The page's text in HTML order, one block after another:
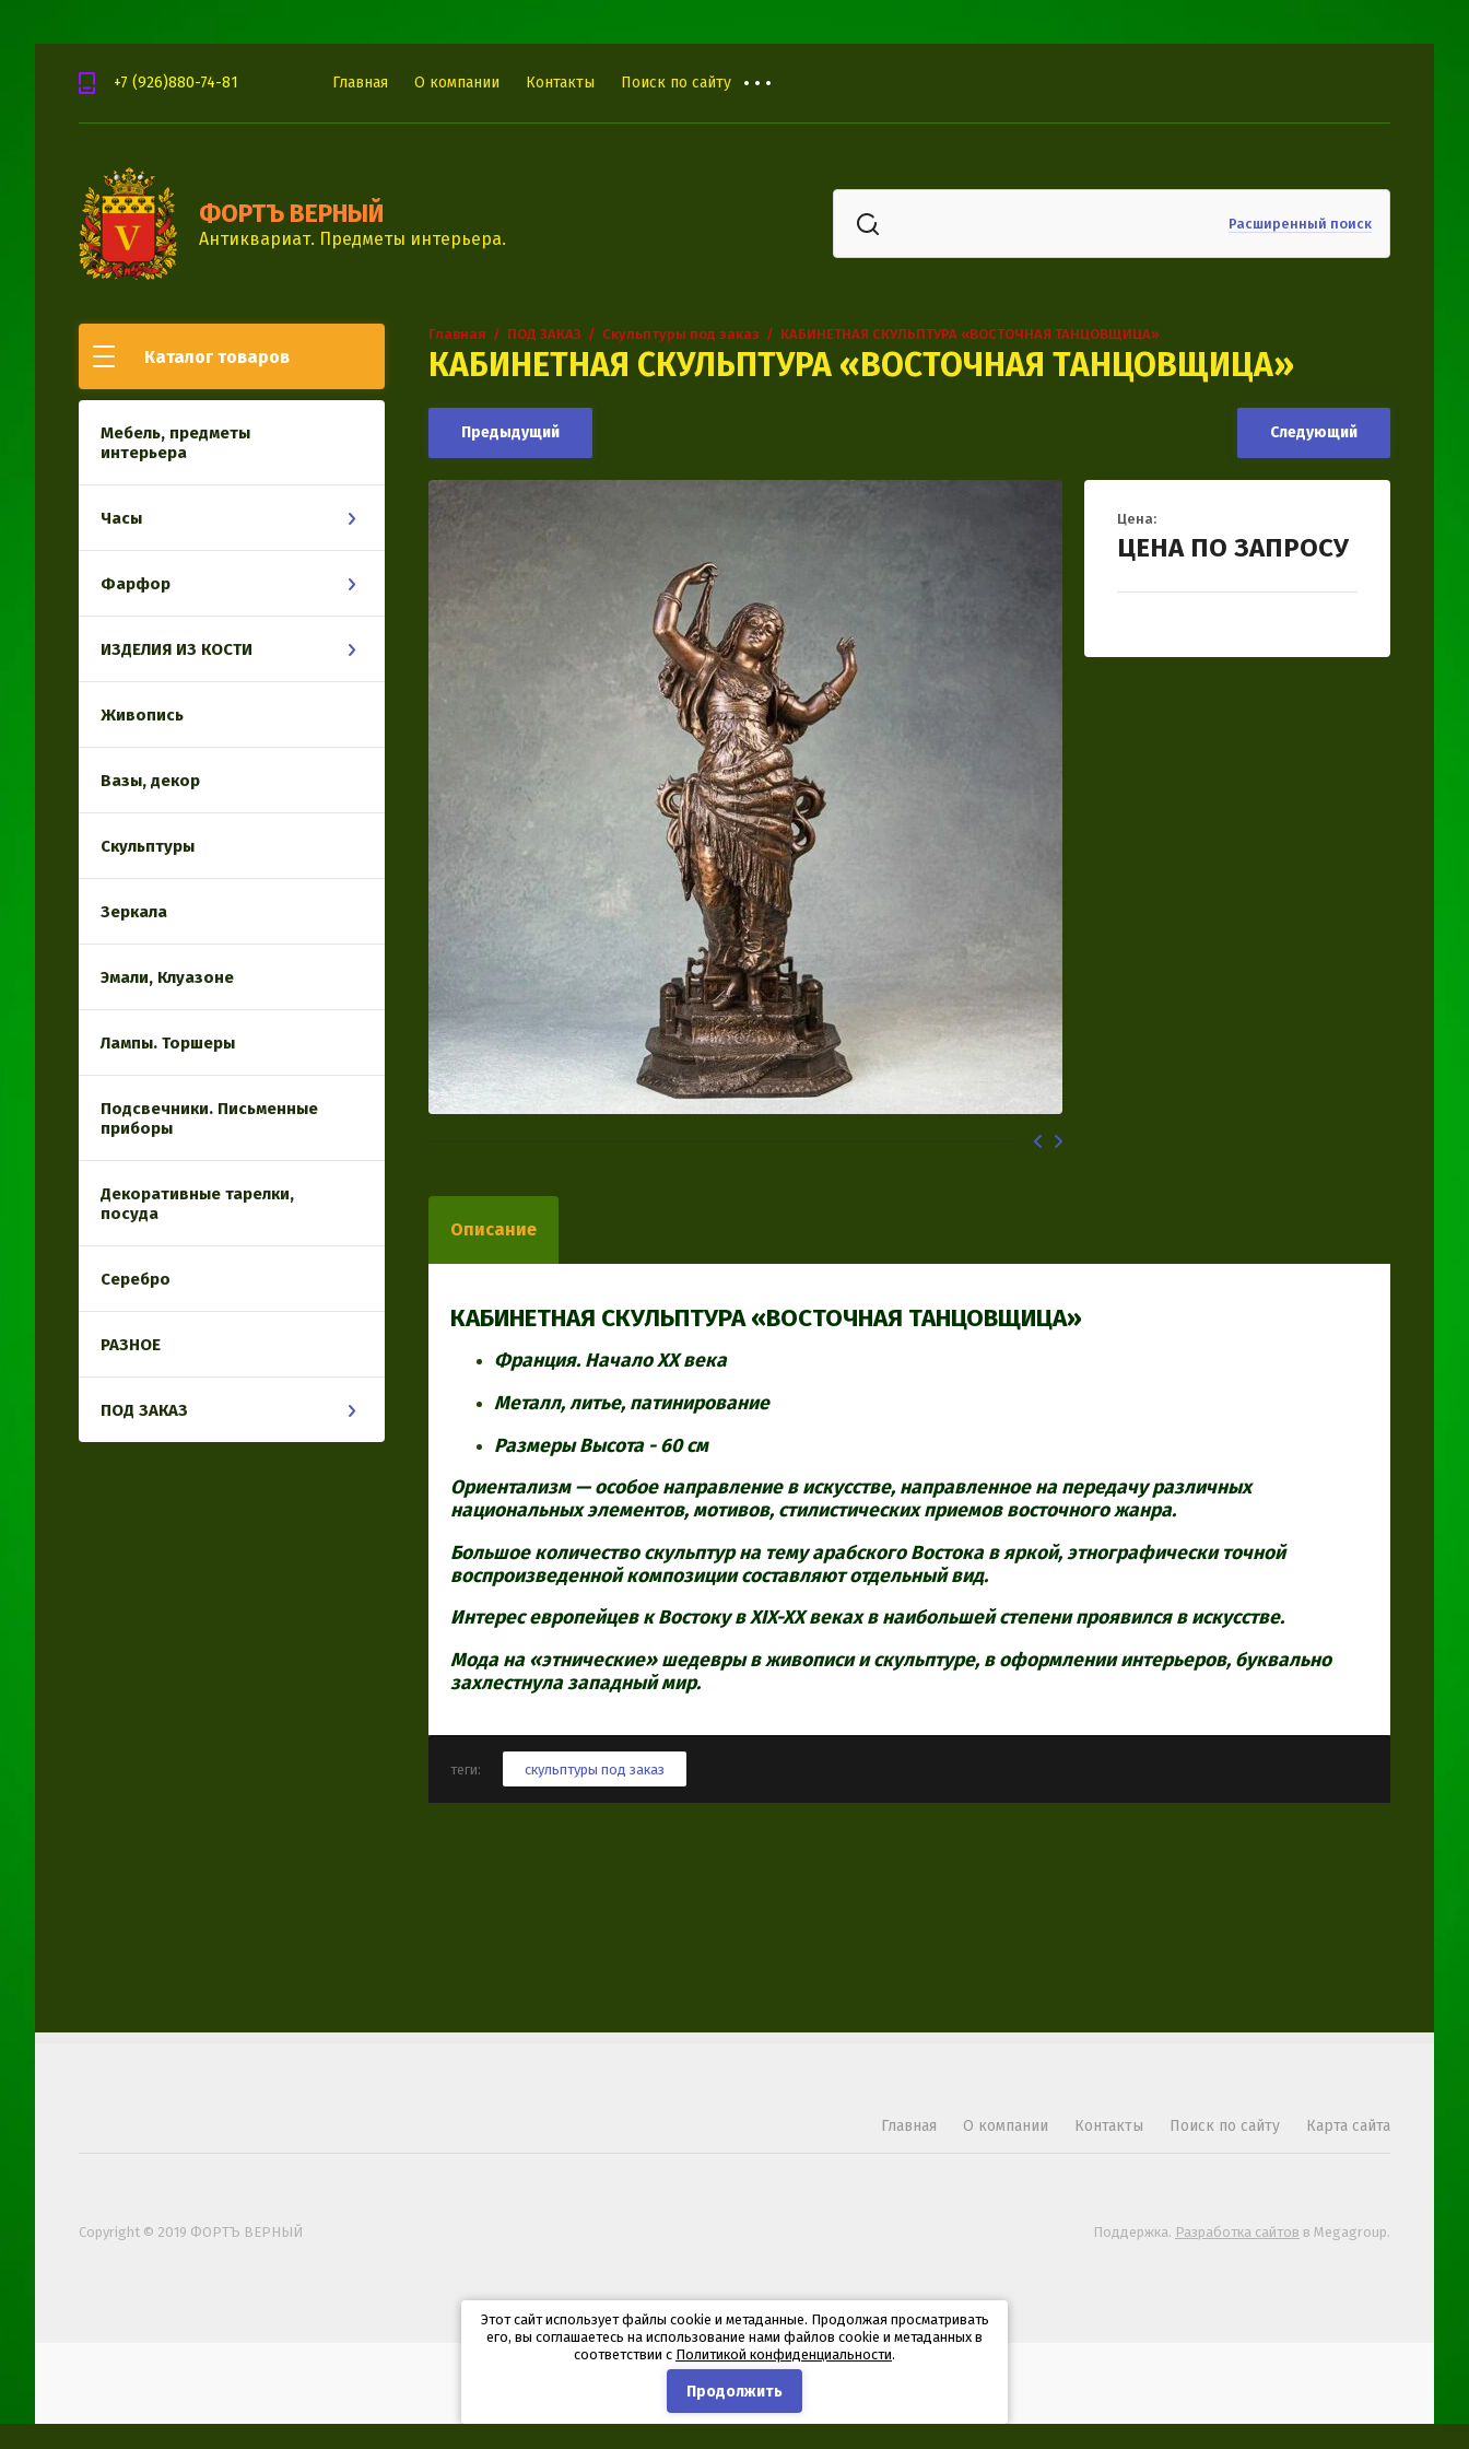
+7 (926)880-74-81 Главная О компании Контакты Поиск по сайту
ФОРТЪ ВЕРНЫЙ
Антиквариат. Предметы интерьера.
Расширенный поиск
Каталог товаров
Мебель, предметы
интерьера
Часы
Фарфор
ИЗДЕЛИЯ ИЗ КОСТИ
Живопись
Вазы, декор
Скульптуры
Зеркала
Эмали, Клуазоне
Лампы. Торшеры
Подсвечники. Письменные
приборы
Декоративные тарелки,
посуда
Серебро
РАЗНОЕ
ПОД ЗАКАЗ
Главная
  /
ПОД ЗАКАЗ
  /
Скульптуры под заказ
  /
КАБИНЕТНАЯ СКУЛЬПТУРА «ВОСТОЧНАЯ ТАНЦОВЩИЦА»
КАБИНЕТНАЯ СКУЛЬПТУРА «ВОСТОЧНАЯ ТАНЦОВЩИЦА»
Предыдущий Следующий
Цена:
ЦЕНА ПО ЗАПРОСУ
Описание
КАБИНЕТНАЯ СКУЛЬПТУРА «ВОСТОЧНАЯ ТАНЦОВЩИЦА»
Франция. Начало ХХ века
Металл, литье, патинирование
Размеры Высота - 60 см
Ориентализм — особое направление в искусстве, направленное на передачу различных
национальных элементов, мотивов, стилистических приемов восточного жанра.
Большое количество скульптур на тему арабского Востока в яркой, этнографически точной
воспроизведенной композиции составляют отдельный вид.
Интерес европейцев к Востоку в XIX-XX веках в наибольшей степени проявился в искусстве.
Мода на «этнические» шедевры в живописи и скульптуре, в оформлении интерьеров, буквально
захлестнула западный мир.
теги: скульптуры под заказ
Главная О компании Контакты Поиск по сайту Карта сайта
Copyright © 2019 ФОРТЪ ВЕРНЫЙ Поддержка. Разработка сайтов в Megagroup.
Этот сайт использует файлы cookie и метаданные. Продолжая просматривать
его, вы соглашаетесь на использование нами файлов cookie и метаданных в
соответствии с Политикой конфиденциальности.
Продолжить